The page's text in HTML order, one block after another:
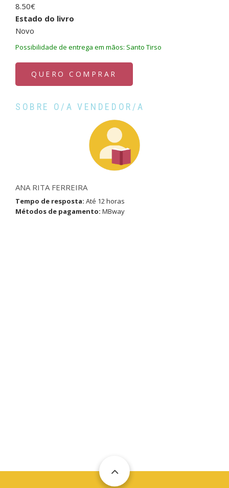
8.50€
Estado do livro
Novo
Possibilidade de entrega em mãos: Santo Tirso
QUERO COMPRAR
SOBRE O/A VENDEDOR/A
ANA RITA FERREIRA
Tempo de resposta: Até 12 horas
Métodos de pagamento: MBway